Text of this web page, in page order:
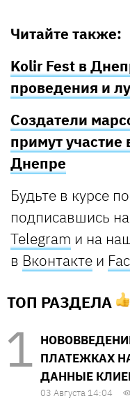
Читайте также:
Kolir Fest в
проведения и
Создатели
примут
Днепре
Будьте в курсе
подписавшись
Telegram и на
в Вконтакте и
ТОП РАЗДЕЛА
ПЛАТЕЖКАХ
ДАННЫЕ
03 Августа 14:04